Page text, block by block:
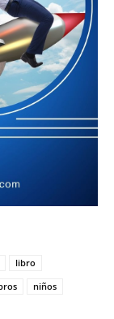
libro
niños